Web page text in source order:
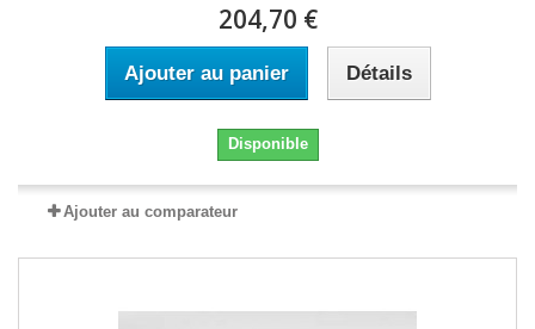
204,70 €
Ajouter au panier Détails
Disponible
Ajouter au comparateur